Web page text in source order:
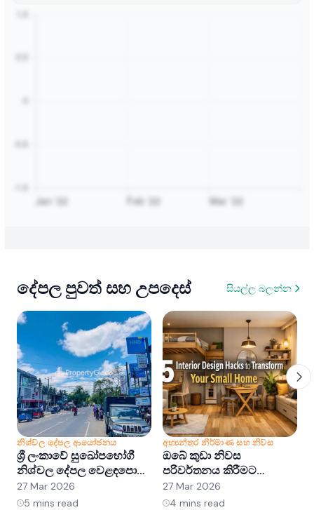
දේපල පුවත් සහ උපදෙස් සියල්ල බලන්න
නිශ්චල දේපල ආයෝජනය
ශ්‍රී ලංකාවේ සුඛෝපභෝගී
නිශ්චල දේපල වෙළඳපොළ
අවබෝධ කර ගැනීම:
අවස්ථා සහ ප්‍රවණතා
27 Mar 2026
5 mins read
අභ්‍යන්තර නිර්මාණ සහ නිවස
ඔබේ කුඩා නිවස
පරිවර්තනය කිරීමට
අභ්‍යන්තර සැලසුම් හක්ක
5ක්
27 Mar 2026
4 mins read